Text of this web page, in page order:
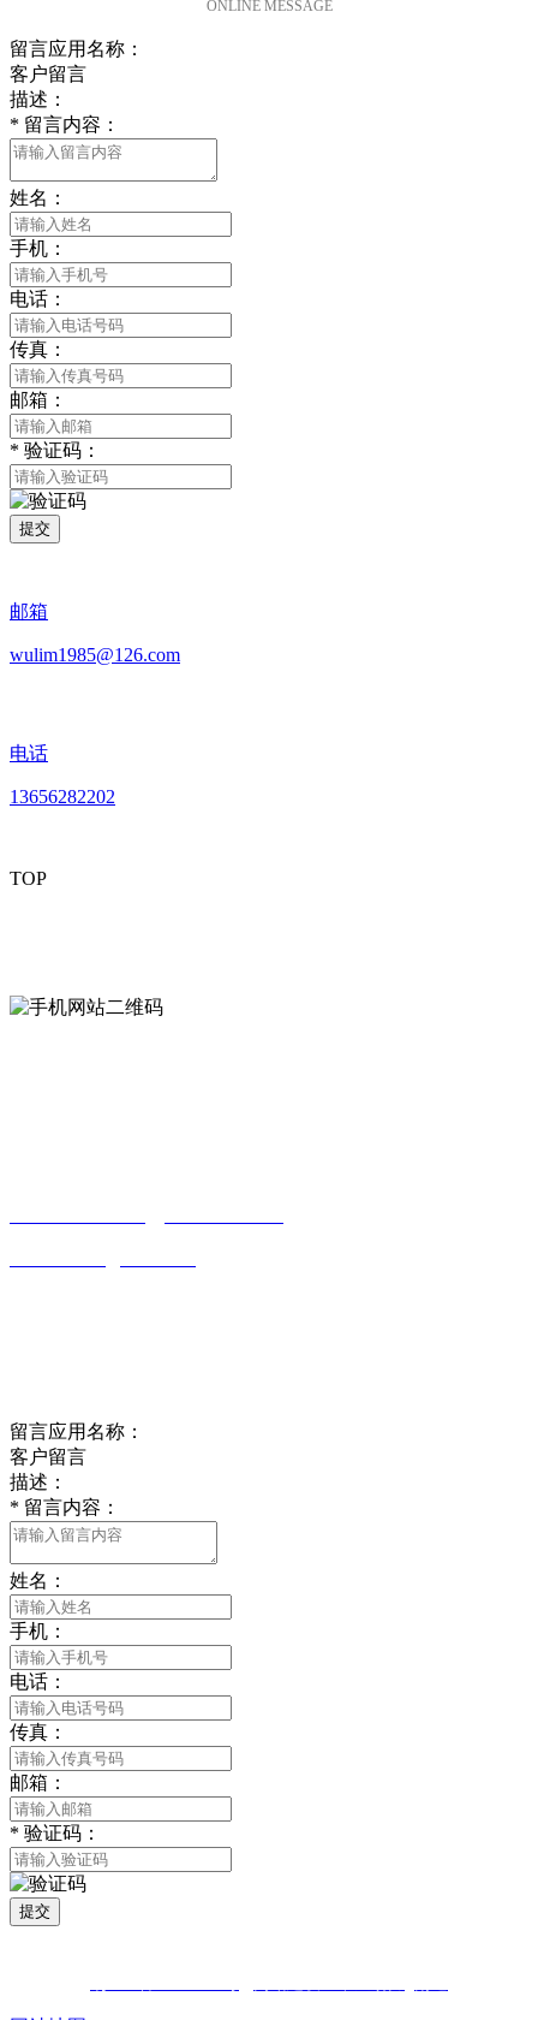
ONLINE MESSAGE
留言应用名称：
客户留言
描述：
* 留言内容：
姓名：
手机：
电话：
传真：
邮箱：
* 验证码：
提交
邮箱
wulim1985@126.com
电话
13656282202
TOP
留言应用名称：
客户留言
描述：
* 留言内容：
姓名：
手机：
电话：
传真：
邮箱：
* 验证码：
提交